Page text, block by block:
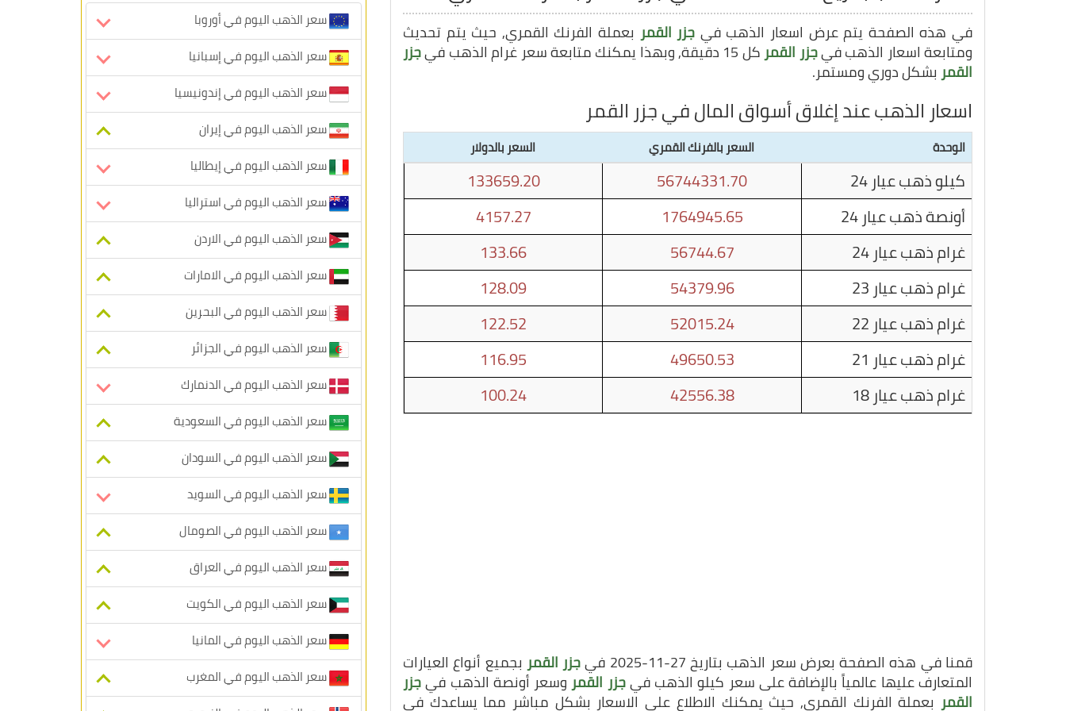
في هذه الصفحة يتم عرض اسعار الذهب في جزر القمر بعملة الفرنك القمري, حيث يتم تحديث
ومتابعة اسعار الذهب فيجزر القمركل 15 دقيقة, وبهذا يمكنك متابعة سعر غرام الذهب في جزر
القمربشكل دوري ومستمر.
اسعار الذهب عند إغلاق أسواق المال في جزر القمر
الوحدة السعر بالفرنك القمري السعر بالدولار
كيلو ذهب عيار 24 56744331.70
133659.20
أونصة ذهب عيار 24
1764945.65
4157.27
غرام ذهب عيار 24
56744.67
133.66
غرام ذهب عيار 23
54379.96
128.09
غرام ذهب عيار 22
52015.24
122.52
غرام ذهب عيار 21
49650.53
116.95
غرام ذهب عيار 18
42556.38
100.24
قمنا في هذه الصفحة بعرض سعر الذهب بتاريخ 27-11-2025 في جزر القمر بجميع أنواع العيارات
المتعارف عليها عالمياً بالإضافة على سعر كيلو الذهب فيجزر القمروسعر أونصة الذهب فيجزر
القمر بعملة الفرنك القمري, حيث يمكنك الاطلاع على الاسعار بشكل مباشر مما يساعدك في
سعر الذهب اليوم في أوروبا
سعر الذهب اليوم في إسبانيا
سعر الذهب اليوم في إندونيسيا
سعر الذهب اليوم في إيران
سعر الذهب اليوم في إيطاليا
سعر الذهب اليوم في استراليا
سعر الذهب اليوم في الاردن
سعر الذهب اليوم في الامارات
سعر الذهب اليوم في البحرين
سعر الذهب اليوم في الجزائر
سعر الذهب اليوم في الدنمارك
سعر الذهب اليوم في السعودية
سعر الذهب اليوم في السودان
سعر الذهب اليوم في السويد
سعر الذهب اليوم في الصومال
سعر الذهب اليوم في العراق
سعر الذهب اليوم في الكويت
سعر الذهب اليوم في المانيا
سعر الذهب اليوم في المغرب